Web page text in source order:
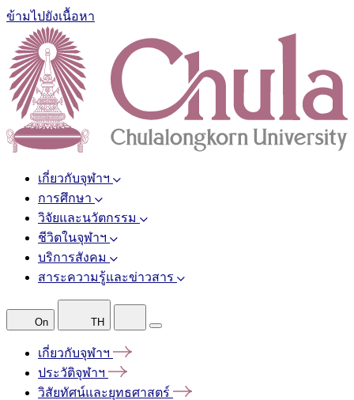
ข้ามไปยังเนื้อหา
เกี่ยวกับจุฬาฯ
การศึกษา
วิจัยและนวัตกรรม
ชีวิตในจุฬาฯ
บริการสังคม
สาระความรู้และข่าวสาร
On TH
เกี่ยวกับจุฬาฯ
ประวัติจุฬาฯ
วิสัยทัศน์และยุทธศาสตร์